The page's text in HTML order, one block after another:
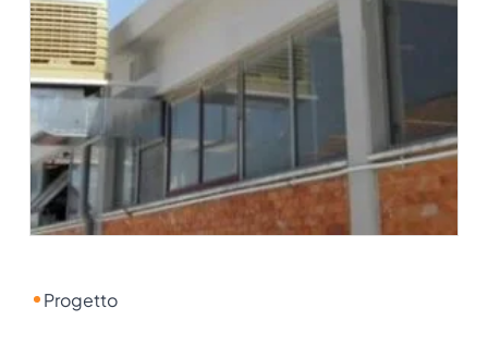
Progetto